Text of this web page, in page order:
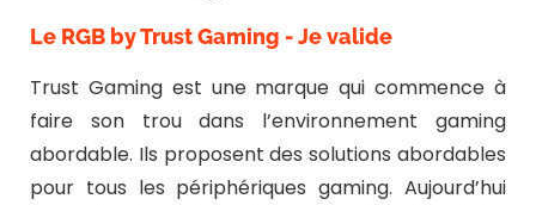
Le RGB by Trust Gaming - Je valide
Trust Gaming est une marque qui commence à
faire son trou dans l’environnement gaming
abordable. Ils proposent des solutions abordables
pour tous les périphériques gaming. Aujourd’hui